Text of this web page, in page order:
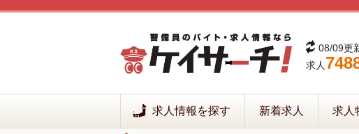
08/09更
求人
求人情報を探す 新着求人 求人